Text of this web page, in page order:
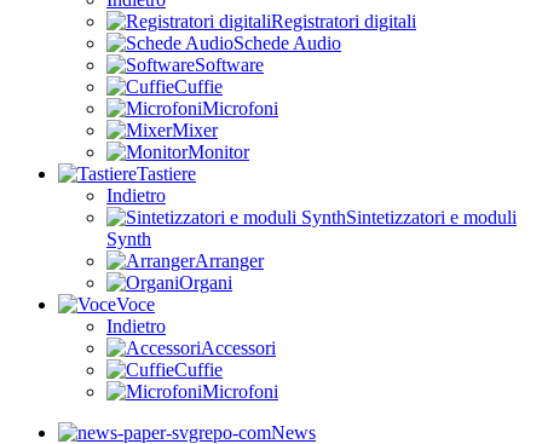
Registratori digitali
Schede Audio
Software
Cuffie
Microfoni
Mixer
Monitor
Tastiere
Indietro
Sintetizzatori e moduli
Synth
Arranger
Organi
Voce
Indietro
Accessori
Cuffie
Microfoni
News